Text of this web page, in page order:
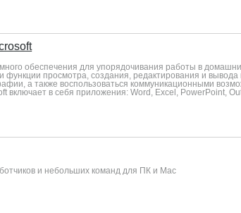
обеспечения для упорядочивания работы в
просмотра, создания, редактирования и вывода
а также воспользоваться коммуникационными
включает в себя приложения: Word, Excel, PowerPoint,
и небольших команд для ПК и Mac